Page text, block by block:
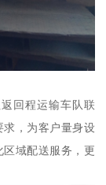
回程运输车队联
求，为客户量身设
域配送服务，更